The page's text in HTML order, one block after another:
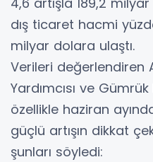
dış ticaret hacmi
milyar dolara ulaştı.
Verileri değerlendiren
Yardımcısı ve
özellikle haziran
güçlü artışın dikkat
şunları söyledi: